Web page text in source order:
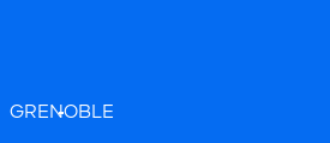
GRENOBLE